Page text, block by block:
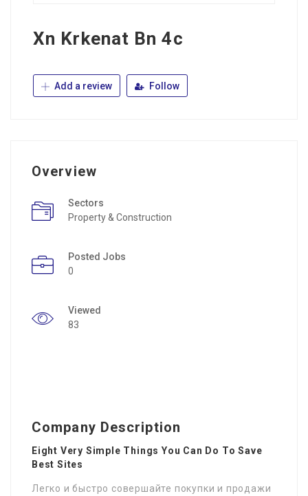
Xn Krkenat Bn 4c
Add a review Follow
Overview
Sectors
Property & Construction
Posted Jobs
0
Viewed
83
Company Description
Eight Very Simple Things You Can Do To Save
Best Sites
Легко и быстро совершайте покупки и продажи